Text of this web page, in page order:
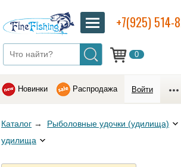
0
+7(925) 514-
Новинки Распродажа Войти
Каталог → Рыболовные удочки (удилища)
удилища